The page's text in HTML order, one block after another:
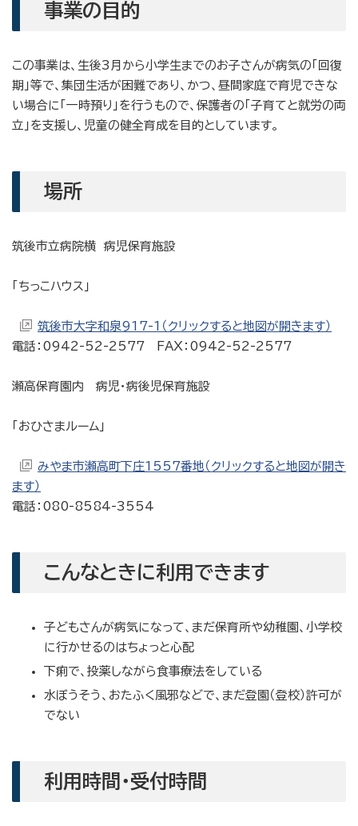
事業の目的
この事業は、生後3月から小学生までのお子さんが病気の「回復
期」等で、集団生活が困難であり、かつ、昼間家庭で育児できな
い場合に「一時預り」を行うもので、保護者の「子育てと就労の両
立」を支援し、児童の健全育成を目的としています。
場所
筑後市立病院横 病児保育施設
「ちっこハウス」
筑後市大字和泉917-1（クリックすると地図が開きます）
電話：0942-52-2577 FAX：0942-52-2577
瀬高保育園内 病児・病後児保育施設
「おひさまルーム」
みやま市瀬高町下庄1557番地（クリックすると地図が開き
ます）
電話：080-8584-3554
こんなときに利用できます
子どもさんが病気になって、まだ保育所や幼稚園、小学校
に行かせるのはちょっと心配
下痢で、投薬しながら食事療法をしている
水ぼうそう、おたふく風邪などで、まだ登園（登校）許可が
でない
利用時間・受付時間